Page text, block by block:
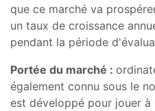
que ce marché va
un taux de croissance
pendant la période
Portée du marché :
également connu sous le
est développé pour jouer à